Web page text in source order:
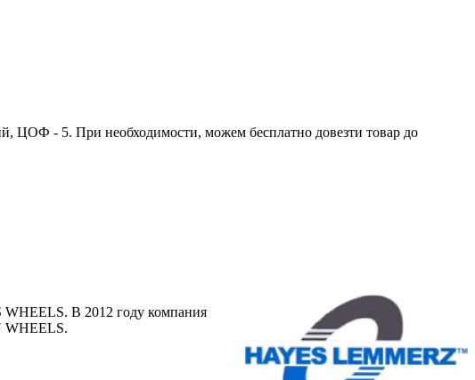
ЦОФ - 5. При необходимости, можем бесплатно довезти товар до
В 2012 году компания
WHEELS.